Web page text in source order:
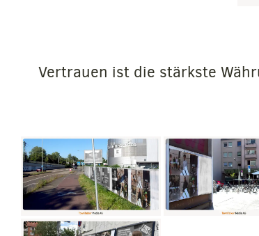
Vertrauen ist die stärkste